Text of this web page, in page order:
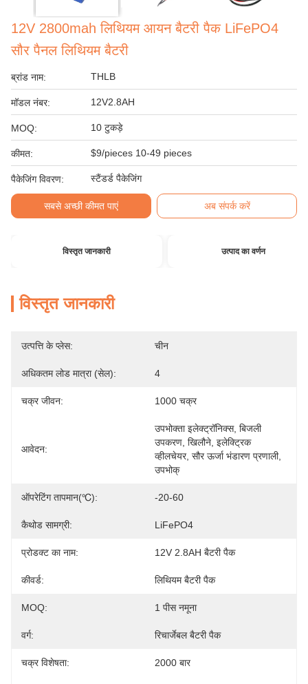
12V 2800mah लिथियम आयन बैटरी पैक LiFePO4
सौर पैनल लिथियम बैटरी
ब्रांड नाम: THLB
मॉडल नंबर: 12V2.8AH
MOQ: 10 टुकड़े
कीमत: $9/pieces 10-49 pieces
पैकेजिंग विवरण: स्टैंडर्ड पैकेजिंग
सबसे अच्छी कीमत पाएं अब संपर्क करें
विस्तृत जानकारी उत्पाद का वर्णन
विस्तृत जानकारी
उत्पत्ति के प्लेस: चीन
अधिकतम लोड मात्रा (सेल): 4
चक्र जीवन: 1000 चक्र
आवेदन:
उपभोक्ता इलेक्ट्रॉनिक्स, बिजली
उपकरण, खिलौने, इलेक्ट्रिक
व्हीलचेयर, सौर ऊर्जा भंडारण प्रणाली,
उपभोक्
ऑपरेटिंग तापमान(℃): -20-60
कैथोड सामग्री: LiFePO4
प्रोडक्ट का नाम: 12V 2.8AH बैटरी पैक
कीवर्ड: लिथियम बैटरी पैक
MOQ: 1 पीस नमूना
वर्ग: रिचार्जेबल बैटरी पैक
चक्र विशेषता: 2000 बार